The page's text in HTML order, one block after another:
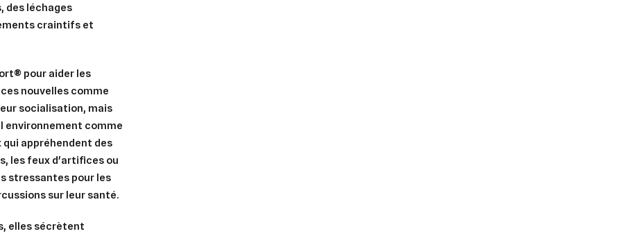
des léchages
craintifs et
pour aider les
nouvelles comme
socialisation, mais
environnement comme
qui appréhendent des
les feux d'artifices ou
stressantes pour les
sur leur santé.
elles sécrètent
à ma liste d'envies
une liste d'envies
de la liste d'envies
Créer une liste d'envies
devez être connecté pour ajouter des produits à votre liste d'envies.